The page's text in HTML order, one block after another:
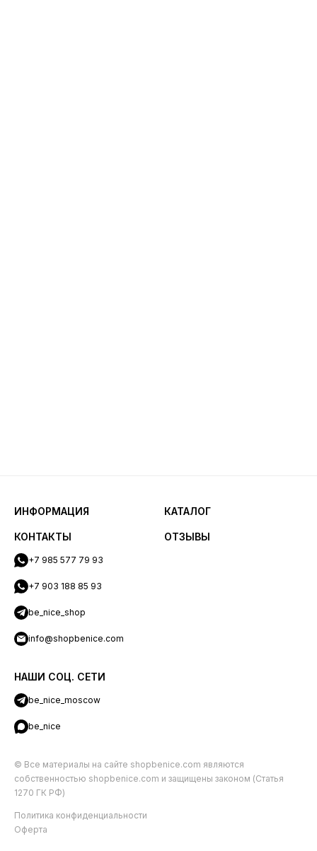
ИНФОРМАЦИЯ КАТАЛОГ
КОНТАКТЫ
+7 985 577 79 93
+7 903 188 85 93
be_nice_shop
info@shopbenice.com
НАШИ СОЦ. СЕТИ
be_nice_moscow
be_nice
ОТЗЫВЫ
© Все материалы на сайте shopbenice.com являются
собственностью shopbenice.com и защищены законом (Статья
1270 ГК РФ)
Политика конфиденциальности
Оферта